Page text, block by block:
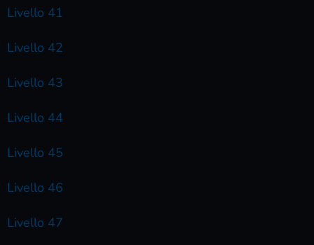
Livello 41
Livello 42
Livello 43
Livello 44
Livello 45
Livello 46
Livello 47